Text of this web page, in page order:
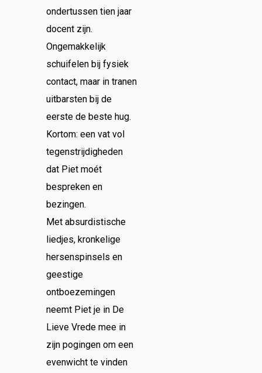
ondertussen tien jaar
docent zijn.
Ongemakkelijk
schuifelen bij fysiek
contact, maar in tranen
uitbarsten bij de
eerste de beste hug.
Kortom: een vat vol
tegenstrijdigheden
dat Piet moét
bespreken en
bezingen.
Met absurdistische
liedjes, kronkelige
hersenspinsels en
geestige
ontboezemingen
neemt Piet je in De
Lieve Vrede mee in
zijn pogingen om een
evenwicht te vinden